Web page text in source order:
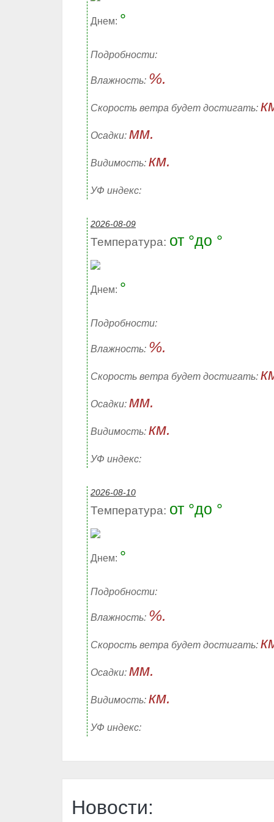
Днем: °
Подробности:
Влажность: %.
Скорость ветра будет достигать:
Осадки: мм.
Видимость: км.
УФ индекс:
2026-08-09
Температура: от °до °
Днем: °
Подробности:
Влажность: %.
Скорость ветра будет достигать:
Осадки: мм.
Видимость: км.
УФ индекс:
2026-08-10
Температура: от °до °
Днем: °
Подробности:
Влажность: %.
Скорость ветра будет достигать:
Осадки: мм.
Видимость: км.
УФ индекс:
Новости: